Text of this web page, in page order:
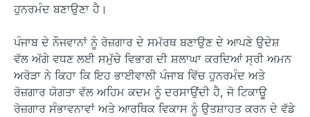
ਹੁਨਰਮੰਦ ਬਣਾਉਣਾ ਹੈ।
ਪੰਜਾਬ ਦੇ ਨੌਜਵਾਨਾਂ ਨੂੰ ਰੋਜ਼ਗਾਰ ਦੇ ਸਮੱਰਥ ਬਣਾਉਣ ਦੇ ਆਪਣੇ ਉਦੇਸ਼
ਵੱਲ ਅੱਗੇ ਵਧਣ ਲਈ ਸਮੁੱਚੇ ਵਿਭਾਗ ਦੀ ਸ਼ਲਾਘਾ ਕਰਦਿਆਂ ਸ੍ਰੀ ਅਮਨ
ਅਰੋੜਾ ਨੇ ਕਿਹਾ ਕਿ ਇਹ ਭਾਈਵਾਲੀ ਪੰਜਾਬ ਵਿੱਚ ਹੁਨਰਮੰਦ ਅਤੇ
ਰੋਜ਼ਗਾਰ ਯੋਗਤਾ ਵੱਲ ਅਹਿਮ ਕਦਮ ਨੂੰ ਦਰਸਾਉਂਦੀ ਹੈ, ਜੋ ਟਿਕਾਊ
ਰੋਜ਼ਗਾਰ ਸੰਭਾਵਨਾਵਾਂ ਅਤੇ ਆਰਥਿਕ ਵਿਕਾਸ ਨੂੰ ਉਤਸ਼ਾਹਤ ਕਰਨ ਦੇ ਵੱਡੇ